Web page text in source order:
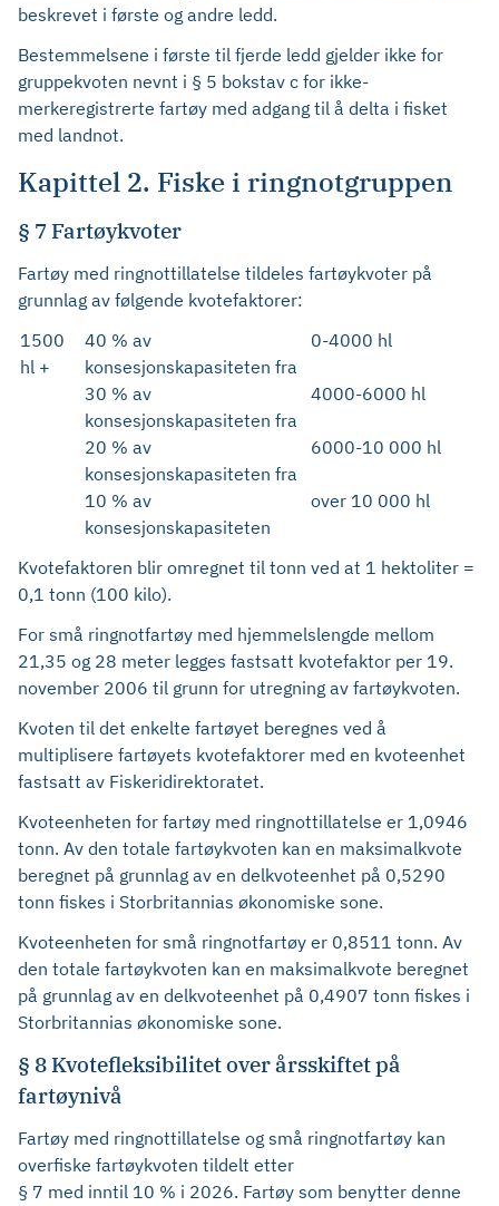
beskrevet i første og andre ledd.
Bestemmelsene i første til fjerde ledd gjelder ikke for
gruppekvoten nevnt i § 5 bokstav c for ikke-
merkeregistrerte fartøy med adgang til å delta i fisket
med landnot.
Kapittel 2. Fiske i ringnotgruppen
§ 7 Fartøykvoter
Fartøy med ringnottillatelse tildeles fartøykvoter på
grunnlag av følgende kvotefaktorer:
1500
hl +
40 % av
konsesjonskapasiteten fra
0-4000 hl
30 % av
konsesjonskapasiteten fra
4000-6000 hl
20 % av
konsesjonskapasiteten fra
6000-10 000 hl
10 % av
konsesjonskapasiteten
over 10 000 hl
Kvotefaktoren blir omregnet til tonn ved at 1 hektoliter =
0,1 tonn (100 kilo).
For små ringnotfartøy med hjemmelslengde mellom
21,35 og 28 meter legges fastsatt kvotefaktor per 19.
november 2006 til grunn for utregning av fartøykvoten.
Kvoten til det enkelte fartøyet beregnes ved å
multiplisere fartøyets kvotefaktorer med en kvoteenhet
fastsatt av Fiskeridirektoratet.
Kvoteenheten for fartøy med ringnottillatelse er 1,0946
tonn. Av den totale fartøykvoten kan en maksimalkvote
beregnet på grunnlag av en delkvoteenhet på 0,5290
tonn fiskes i Storbritannias økonomiske sone.
Kvoteenheten for små ringnotfartøy er 0,8511 tonn. Av
den totale fartøykvoten kan en maksimalkvote beregnet
på grunnlag av en delkvoteenhet på 0,4907 tonn fiskes i
Storbritannias økonomiske sone.
§ 8 Kvotefleksibilitet over årsskiftet på
fartøynivå
Fartøy med ringnottillatelse og små ringnotfartøy kan
overfiske fartøykvoten tildelt etter
§ 7 med inntil 10 % i 2026. Fartøy som benytter denne